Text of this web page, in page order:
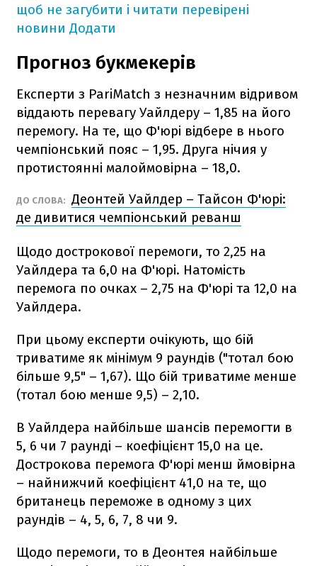
щоб не загубити і читати перевірені
новини Додати
Прогноз букмекерів
Експерти з PariMatch з незначним відривом
віддають перевагу Уайлдеру – 1,85 на його
перемогу. На те, що Ф'юрі відбере в нього
чемпіонський пояс – 1,95. Друга нічия у
протистоянні малоймовірна – 18,0.
ДО СЛОВА: Деонтей Уайлдер – Тайсон Ф'юрі:
де дивитися чемпіонський реванш
Щодо дострокової перемоги, то 2,25 на
Уайлдера та 6,0 на Ф'юрі. Натомість
перемога по очках – 2,75 на Ф'юрі та 12,0 на
Уайлдера.
При цьому експерти очікують, що бій
триватиме як мінімум 9 раундів ("тотал бою
більше 9,5" – 1,67). Що бій триватиме менше
(тотал бою менше 9,5) – 2,10.
В Уайлдера найбільше шансів перемогти в
5, 6 чи 7 раунді – коефіцієнт 15,0 на це.
Дострокова перемога Ф'юрі менш ймовірна
– найнижчий коефіцієнт 41,0 на те, що
британець переможе в одному з цих
раундів – 4, 5, 6, 7, 8 чи 9.
Щодо перемоги, то в Деонтея найбільше